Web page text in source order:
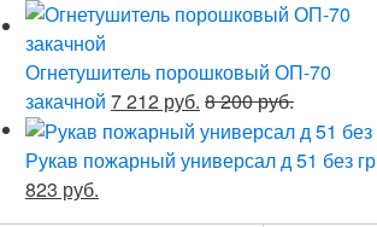
Огнетушитель порошковый ОП-70
закачной 7 212 руб. 8 200 руб.
Рукав пожарный универсал д 51 без гр
823 руб.